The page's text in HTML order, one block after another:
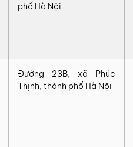
phố Hà Nội
Đường 23B, xã Phúc
Thịnh, thành phố Hà Nội